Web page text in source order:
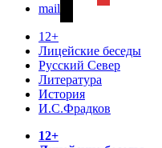
mail
12+
Лицейские беседы
Русский Север
Литература
История
И.С.Фрадков
12+